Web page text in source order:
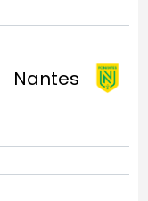
Nantes